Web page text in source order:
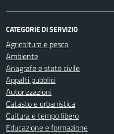
CATEGORIE DI SERVIZIO
Agricoltura e pesca
Ambiente
Anagrafe e stato civile
Appalti pubblici
Autorizzazioni
Catasto e urbanistica
Cultura e tempo libero
Educazione e formazione